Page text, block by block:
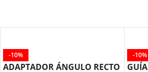
-10%
ADAPTADOR ÁNGULO RECTO
-10%